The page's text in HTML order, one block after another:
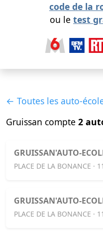
code de la
ou le test
← Toutes les auto-
Gruissan compte 2
GRUISSAN'AUTO-
PLACE DE LA BONANCE ·
GRUISSAN'AUTO-
PLACE DE LA BONANCE ·